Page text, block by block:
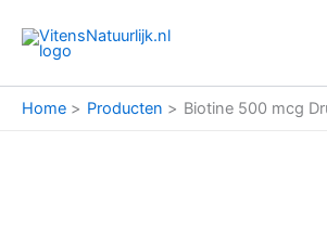
naar
inhoud
Home
Producten Biotine 500 mcg